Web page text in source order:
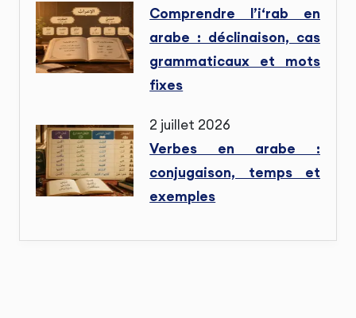
Comprendre l’i‘rab en
arabe : déclinaison, cas
grammaticaux et mots
fixes
2 juillet 2026
Verbes en arabe :
conjugaison, temps et
exemples